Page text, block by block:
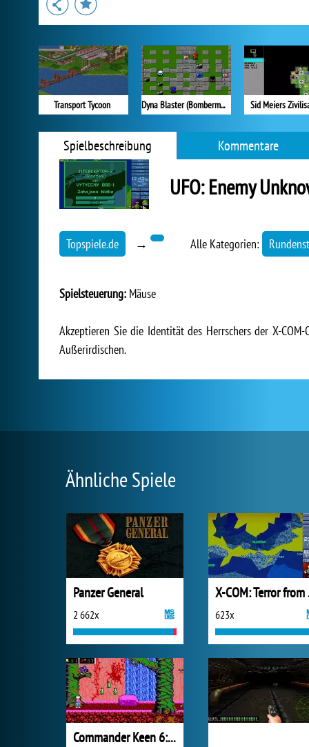
Transport Tycoon Dyna Blaster (Bomberman) Sid Meiers
Spielbeschreibung Kommentare
UFO: Enemy
Topspiele.de → Alle Kategorien:
Spielsteuerung: Mäuse
Akzeptieren Sie die Identität des Herrschers der X-
Außerirdischen.
Ähnliche Spiele
Panzer General
2 662x
X-
623x
Commander Keen 6: Aliens aßen meinen Babysitter